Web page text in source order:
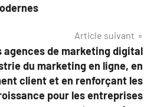
Article suivant
agences de marketing digital
du marketing en ligne, en
client et en renforçant les
pour les entreprises